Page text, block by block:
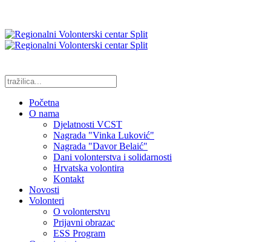
Početna
O nama
Djelatnosti VCST
Nagrada "Vinka Luković"
Nagrada "Davor Belaić"
Dani volonterstva i solidarnosti
Hrvatska volontira
Kontakt
Novosti
Volonteri
O volonterstvu
Prijavni obrazac
ESS Program